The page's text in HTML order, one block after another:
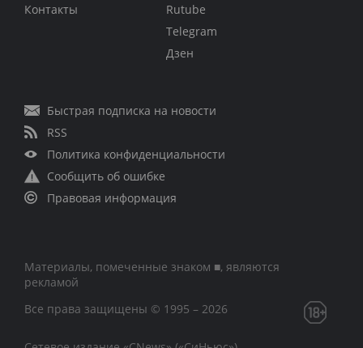
Контакты
Rutube
Telegram
Дзен
Быстрая подписка на новости
RSS
Политика конфиденциальности
Сообщить об ошибке
Правовая информация
Материалы, помеченные знаком ■, являются
рекламой
Все права защищены © 1995 – 2026